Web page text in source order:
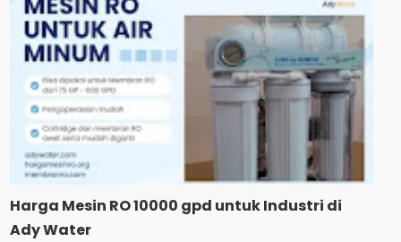
Harga Mesin RO 10000 gpd untuk Industri di
Ady Water